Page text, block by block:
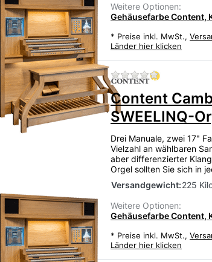
Weitere Optionen:
Gehäusefarbe Content,
* Preise inkl. MwSt.,
Länder hier klicken
Zu diesem
Content
SWEELINQ-
Drei Manuale, zwei 17"
Vielzahl an wählbaren
aber differenzierter
Orgel sollten Sie sich in
Versandgewicht:225
Weitere Optionen:
Gehäusefarbe Content,
* Preise inkl. MwSt.,
Länder hier klicken